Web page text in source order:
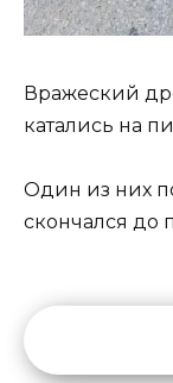
Вражеский
катались на
Один из них
скончался до